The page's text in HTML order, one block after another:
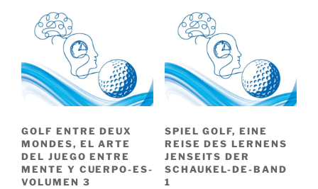
GOLF ENTRE DEUX
MONDES, EL ARTE
DEL JUEGO ENTRE
MENTE Y CUERPO-ES-
VOLUMEN 3
SPIEL GOLF, EINE
REISE DES LERNENS
JENSEITS DER
SCHAUKEL-DE-BAND
1